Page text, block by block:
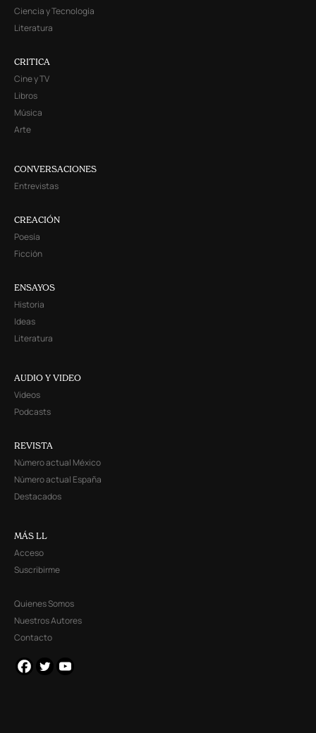
Ciencia y Tecnología
Literatura
CRITICA
Cine y TV
Libros
Música
Arte
CONVERSACIONES
Entrevistas
CREACIÓN
Poesía
Ficción
ENSAYOS
Historia
Ideas
Literatura
AUDIO Y VIDEO
Videos
Podcasts
REVISTA
Número actual México
Número actual España
Destacados
MÁS LL
Acceso
Suscribirme
Quienes Somos
Nuestros Autores
Contacto